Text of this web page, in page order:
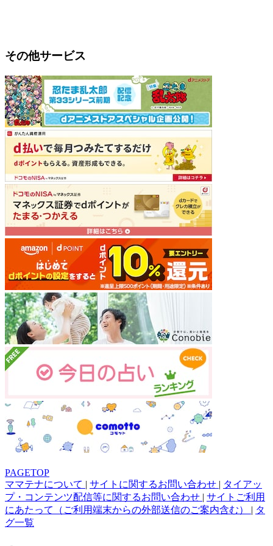
その他サービス
PAGETOP
ママテナについて | サイトに関するお問い合わせ | タイアッ
プ・コンテンツ配信等に関するお問い合わせ | サイトご利用
にあたって（ご利用端末からの外部送信のご案内含む） | タ
グ一覧